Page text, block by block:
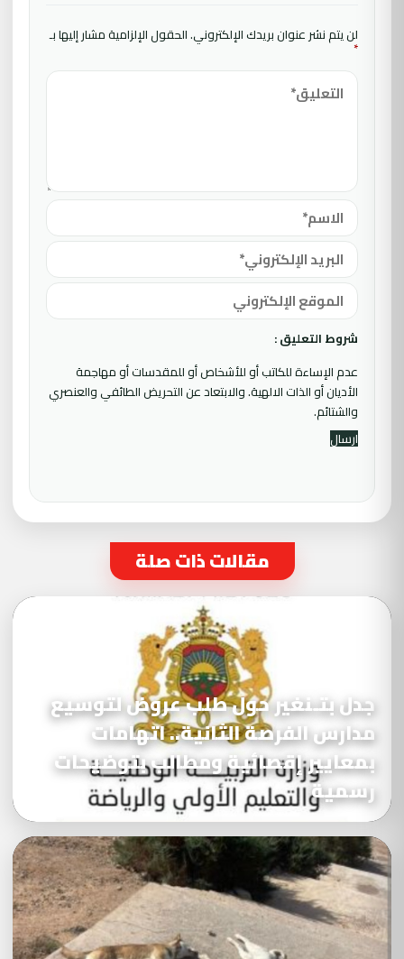
لن يتم نشر عنوان بريدك الإلكتروني.الحقول الإلزامية مشار إليها بـ
*
شروط التعليق :
عدم الإساءة للكاتب أو للأشخاص أو للمقدسات أو مهاجمة
الأديان أو الذات الالهية. والابتعاد عن التحريض الطائفي والعنصري
والشتائم.
مقالات ذات صلة
جدل بتـنغير حول طلب عروض لتوسيع
مدارس الفرصة الثانية.. اتهامات
بمعايير إقصائية ومطالب بتوضيحات
رسمية